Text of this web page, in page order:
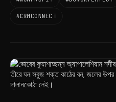
#CRMCONNECT